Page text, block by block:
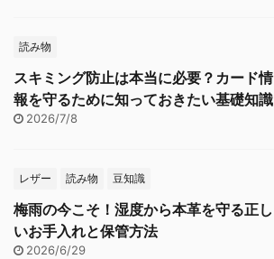
読み物
スキミング防止は本当に必要？カード情
報を守るために知っておきたい基礎知識
2026/7/8
レザー 読み物 豆知識
梅雨の今こそ！湿度から本革を守る正し
いお手入れと保管方法
2026/6/29